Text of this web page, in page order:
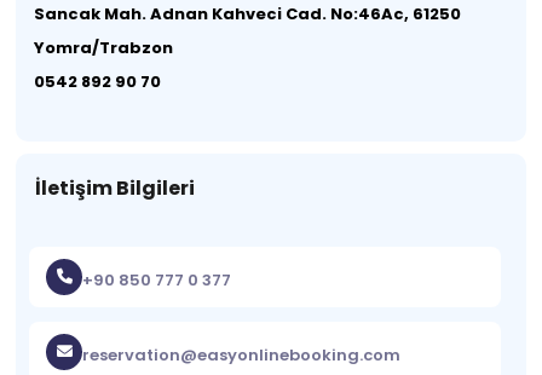
Sancak Mah. Adnan Kahveci Cad. No:46Ac, 61250
Yomra/Trabzon
0542 892 90 70
İletişim Bilgileri
+90 850 777 0 377
reservation@easyonlinebooking.com